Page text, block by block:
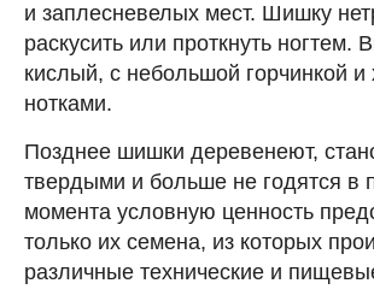
и заплесневелых мест. Шишку
раскусить или проткнуть ногтем.
кислый, с небольшой горчинкой
нотками.
Позднее шишки деревенеют,
твердыми и больше не годятся в
момента условную ценность
только их семена, из которых
различные технические и